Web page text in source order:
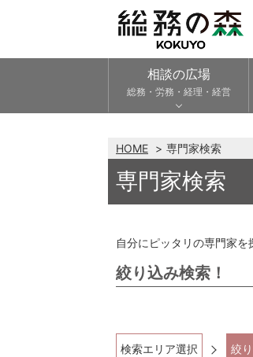
相談の広場
総務・労務・経理・経営
HOME 専門家検索
専門家検索
自分にピッタリの専門家を
絞り込み検索！
検索エリア選択 絞